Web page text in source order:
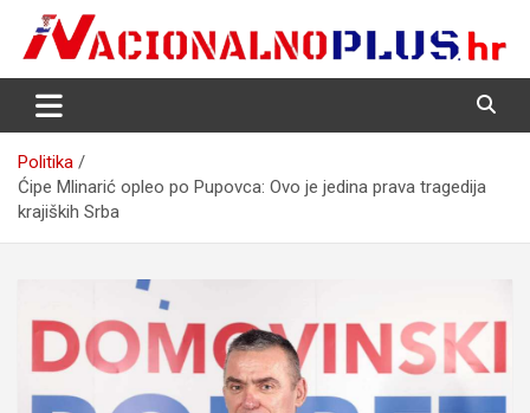
content
NacionalnoPlus.hr
Nacija želi znati više
Politika
Ćipe Mlinarić opleo po Pupovca: Ovo je jedina prava tragedija
krajiških Srba